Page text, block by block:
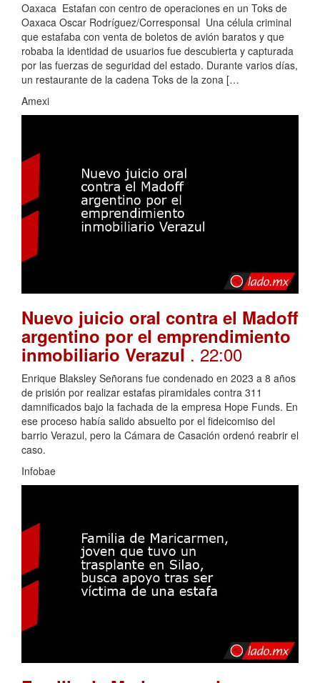
Oaxaca Estafan con centro de operaciones en un Toks de
Oaxaca Oscar Rodríguez/Corresponsal Una célula criminal
que estafaba con venta de boletos de avión baratos y que
robaba la identidad de usuarios fue descubierta y capturada
por las fuerzas de seguridad del estado. Durante varios días,
un restaurante de la cadena Toks de la zona […
Amexi
Nuevo juicio oral contra el Madoff
argentino por el emprendimiento
inmobiliario Verazul . 22:00
Enrique Blaksley Señorans fue condenado en 2023 a 8 años
de prisión por realizar estafas piramidales contra 311
damnificados bajo la fachada de la empresa Hope Funds. En
ese proceso había salido absuelto por el fideicomiso del
barrio Verazul, pero la Cámara de Casación ordenó reabrir el
caso.
Infobae